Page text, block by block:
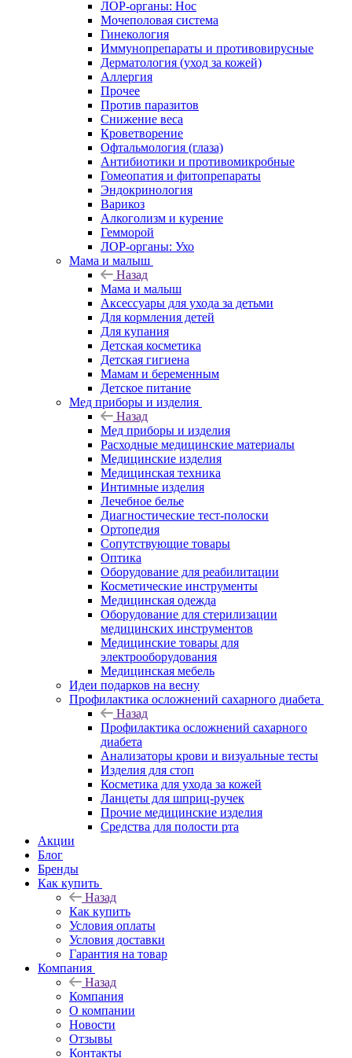
ЛОР-органы: Нос
Мочеполовая система
Гинекология
Иммунопрепараты и противовирусные
Дерматология (уход за кожей)
Аллергия
Прочее
Против паразитов
Снижение веса
Кроветворение
Офтальмология (глаза)
Антибиотики и противомикробные
Гомеопатия и фитопрепараты
Эндокринология
Варикоз
Алкоголизм и курение
Гемморой
ЛОР-органы: Ухо
Мама и малыш
Назад
Мама и малыш
Аксессуары для ухода за детьми
Для кормления детей
Для купания
Детская косметика
Детская гигиена
Мамам и беременным
Детское питание
Мед приборы и изделия
Назад
Мед приборы и изделия
Расходные медицинские материалы
Медицинские изделия
Медицинская техника
Интимные изделия
Лечебное белье
Диагностические тест-полоски
Ортопедия
Сопутствующие товары
Оптика
Оборудование для реабилитации
Косметические инструменты
Медицинская одежда
Оборудование для стерилизации
медицинских инструментов
Медицинские товары для
электрооборудования
Медицинская мебель
Идеи подарков на весну
Профилактика осложнений сахарного диабета
Назад
Профилактика осложнений сахарного
диабета
Анализаторы крови и визуальные тесты
Изделия для стоп
Косметика для ухода за кожей
Ланцеты для шприц-ручек
Прочие медицинские изделия
Средства для полости рта
Акции
Блог
Бренды
Как купить
Назад
Как купить
Условия оплаты
Условия доставки
Гарантия на товар
Компания
Назад
Компания
О компании
Новости
Отзывы
Контакты